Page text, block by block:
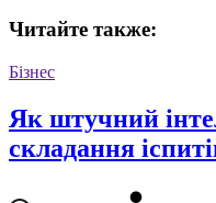
Читайте также:
Бізнес
Як штучний
складання